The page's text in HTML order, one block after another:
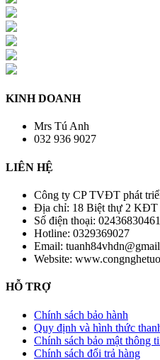
KINH DOANH
Mrs Tú Anh
032 936 9027
LIÊN HỆ
Công ty CP TVĐT phát
Địa chỉ: 18 Biệt thự 2 KĐT
Số điện thoại: 02436830461
Hotline: 0329369027
Email:
Website:
HỖ TRỢ
Chính sách bảo hành
Quy định và hình thức
Chính sách bảo mật thông
Chính sách đổi trả hàng